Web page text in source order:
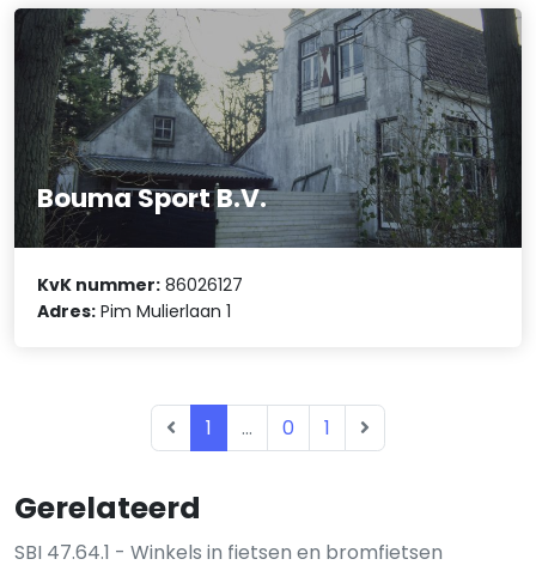
Gerelateerd
SBI 47.64.1 - Winkels in fietsen en bromfietsen
Bouma Sport B.V.
KvK nummer: 86026127
Adres: Pim Mulierlaan 1
1 ... 0 1